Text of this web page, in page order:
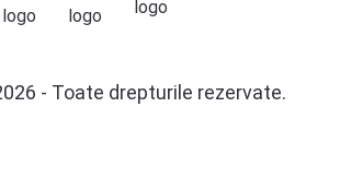
- Toate drepturile rezervate.